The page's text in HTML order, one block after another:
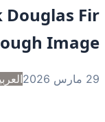
Douglas
Rough
العربية